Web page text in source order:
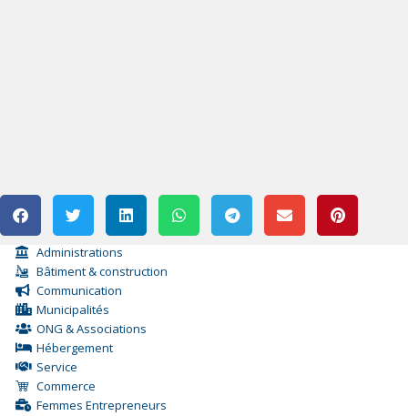
Administrations
Bâtiment & construction
Communication
Municipalités
ONG & Associations
Hébergement
Service
Commerce
Femmes Entrepreneurs